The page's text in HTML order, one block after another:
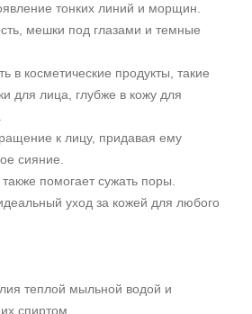
тонких линий и морщин.
мешки под глазами и темные
в косметические продукты, такие
для лица, глубже в кожу для
к лицу, придавая ему
сияние.
помогает сужать поры.
уход за кожей для любого
теплой мыльной водой и
спиртом.